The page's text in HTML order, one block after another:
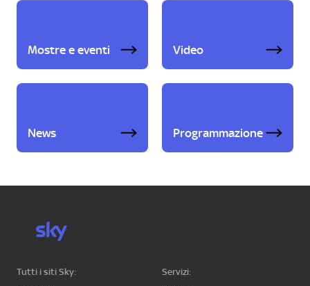
Mostre e eventi Video
News Programmazione
Tutti i siti Sky:
Servizi: